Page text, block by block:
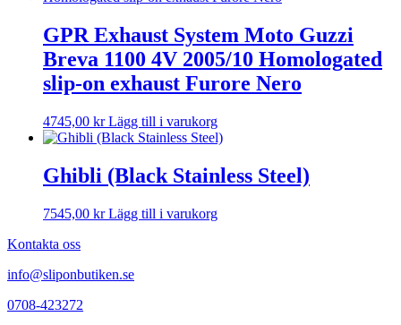
GPR Exhaust System Moto Guzzi
Breva 1100 4V 2005/10 Homologated
slip-on exhaust Furore Nero
4745,00 kr Lägg till i varukorg
Ghibli (Black Stainless Steel)
7545,00 kr Lägg till i varukorg
Kontakta oss
info@sliponbutiken.se
0708-423272